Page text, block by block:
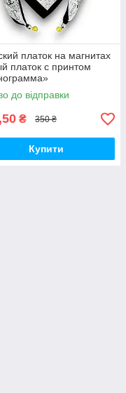
платок на магнитах
платок с принтом
до відправки
₴ 350 ₴
Купити